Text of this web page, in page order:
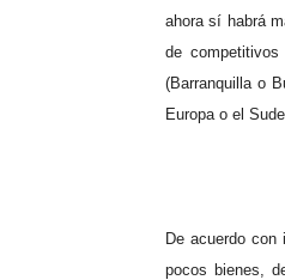
ahora sí habrá
de
(Barranquilla o
Europa o el
De acuerdo
pocos bienes,